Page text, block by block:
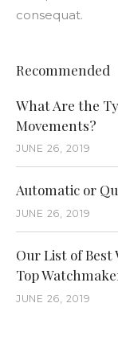
consequat.
Recommended
What Are the
Movements?
JUNE 26, 2019
Automatic or
JUNE 26, 2019
Our List of Best
Top
JUNE 26, 2019